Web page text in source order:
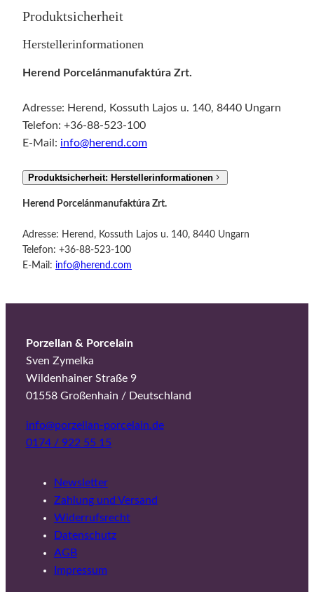
A
p
o
y
i
g
ü
e
n
g
Produktsicherheit
Herstellerinformationen
Herend Porcelánmanufaktúra Zrt.
Adresse: Herend, Kossuth Lajos u. 140, 8440 Ungarn
Telefon: +36-88-523-100
E-Mail: info@herend.com
Produktsicherheit: Herstellerinformationen
Herend Porcelánmanufaktúra Zrt.
Adresse: Herend, Kossuth Lajos u. 140, 8440 Ungarn
Telefon: +36-88-523-100
E-Mail: info@herend.com
Porzellan & Porcelain
Sven Zymelka
Wildenhainer Straße 9
01558 Großenhain / Deutschland
info@porzellan-porcelain.de
0174 / 922 55 15
Newsletter
Zahlung und Versand
Widerrufsrecht
Datenschutz
AGB
Impressum